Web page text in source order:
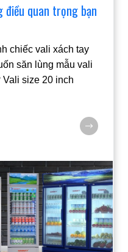
điều quan trọng bạn
chiếc vali xách tay
săn lùng mẫu vali
Vali size 20 inch